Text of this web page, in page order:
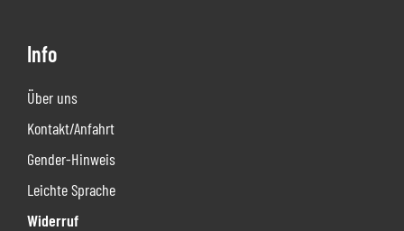
Info
Über uns
Kontakt/Anfahrt
Gender-Hinweis
Leichte Sprache
Widerruf